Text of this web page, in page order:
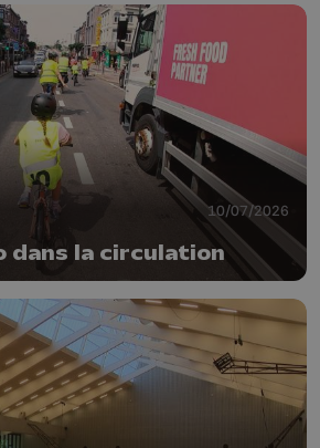
10/07/2026
dans la circulation